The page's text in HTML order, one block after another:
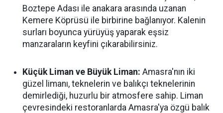
Boztepe Adası ile anakara arasında uzanan
Kemere Köprüsü ile birbirine bağlanıyor. Kalenin
surları boyunca yürüyüş yaparak eşsiz
manzaraların keyfini çıkarabilirsiniz.
Küçük Liman ve Büyük Liman: Amasra'nın iki
güzel limanı, teknelerin ve balıkçı teknelerinin
demirlediği, huzurlu bir atmosfere sahip. Liman
çevresindeki restoranlarda Amasra'ya özgü balık